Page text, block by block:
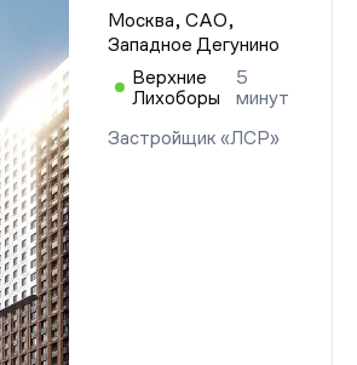
Москва, САО,
Западное Дегунино
Верхние
Лихоборы
5
минут
Застройщик «ЛСР»